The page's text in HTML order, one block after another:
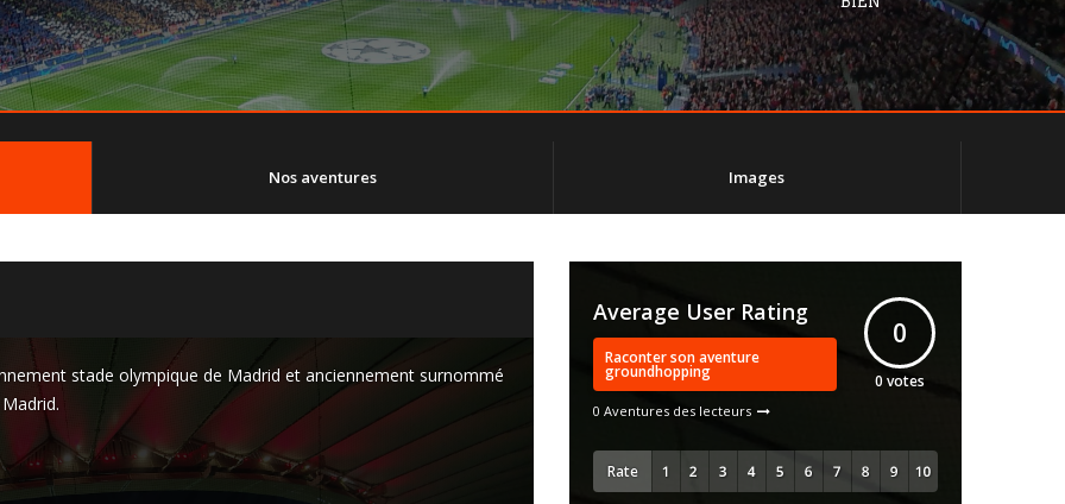
Nos aventures Images
stade olympique de Madrid et anciennement surnommé
Average User Rating
Raconter son aventure
groundhopping
0 Aventures des lecteurs
0
0 votes
Rate